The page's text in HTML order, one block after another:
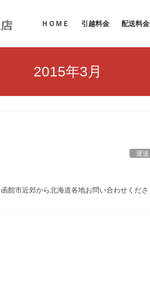
ＨＯＭＥ 引越料金 配送料金
2015年3月
運送
館市近郊から北海道各地お問い合わせくださ